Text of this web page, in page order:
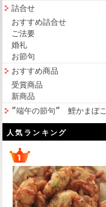
詰合せ
おすすめ詰合せ
ご法要
婚礼
お節句
おすすめ商品
受賞商品
新商品
”端午の節句” 鯉かまぼこ
人気ランキング